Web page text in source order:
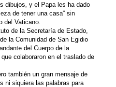
dibujos, y el Papa les ha dado
de tener una casa” sin
del Vaticano.
de la Secretaría de Estado,
la Comunidad de San Egidio
del Cuerpo de la
colaboraron en el traslado de
también un gran mensaje de
ni siquiera las palabras para